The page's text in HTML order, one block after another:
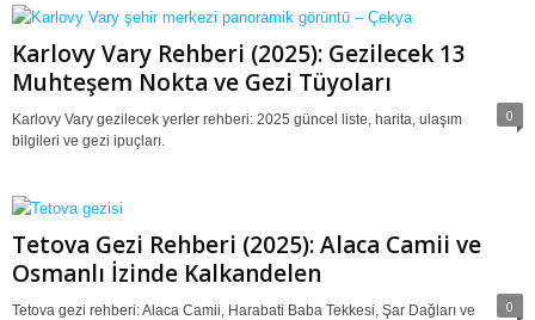
Karlovy Vary Rehberi (2025): Gezilecek 13
Muhteşem Nokta ve Gezi Tüyoları
0
Karlovy Vary gezilecek yerler rehberi: 2025 güncel liste, harita, ulaşım
bilgileri ve gezi ipuçları.
Tetova Gezi Rehberi (2025): Alaca Camii ve
Osmanlı İzinde Kalkandelen
0
Tetova gezi rehberi: Alaca Camii, Harabati Baba Tekkesi, Şar Dağları ve